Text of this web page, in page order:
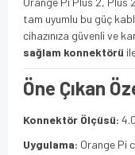
tam uyumlu bu güç
cihazınıza güvenli ve
sağlam konnektörü
Öne Çıkan
Konnektör Ölçüsü:
Uygulama: Orange Pi